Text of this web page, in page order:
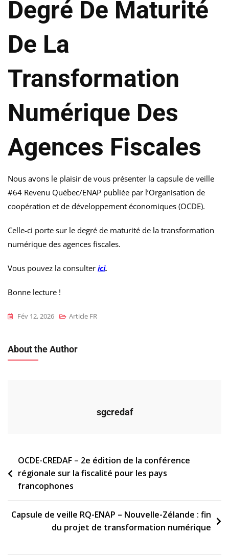
Degré De Maturité
De La
Transformation
Numérique Des
Agences Fiscales
Nous avons le plaisir de vous présenter la capsule de veille
#64 Revenu Québec/ENAP publiée par l’Organisation de
coopération et de développement économiques (OCDE).
Celle-ci porte sur le degré de maturité de la transformation
numérique des agences fiscales.
Vous pouvez la consulter ici.
Bonne lecture !
Fév 12, 2026 Article FR
About the Author
sgcredaf
Navigation
de
l’article
OCDE-CREDAF – 2e édition de la conférence
régionale sur la fiscalité pour les pays
francophones
Capsule de veille RQ-ENAP – Nouvelle-Zélande : fin
du projet de transformation numérique